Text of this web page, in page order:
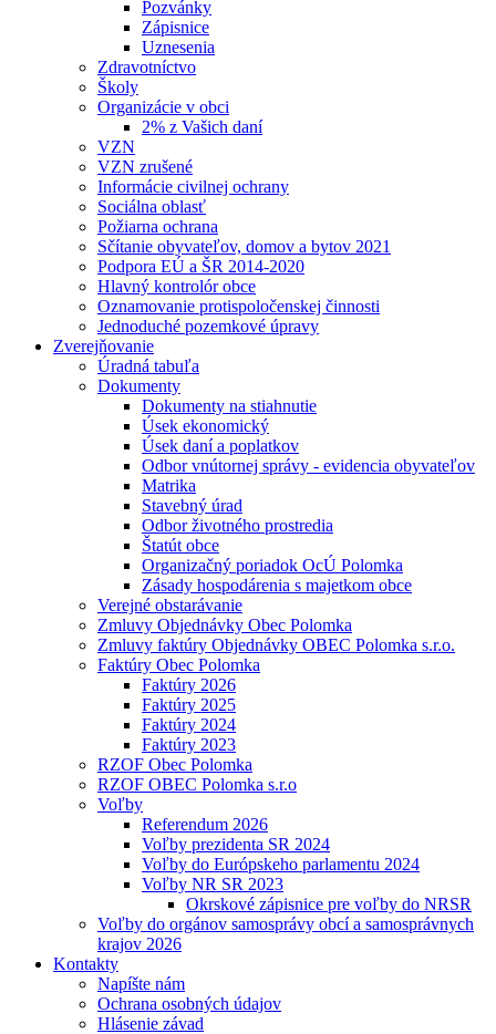
Pozvánky
Zápisnice
Uznesenia
Zdravotníctvo
Školy
Organizácie v obci
2% z Vašich daní
VZN
VZN zrušené
Informácie civilnej ochrany
Sociálna oblasť
Požiarna ochrana
Sčítanie obyvateľov, domov a bytov 2021
Podpora EÚ a ŠR 2014-2020
Hlavný kontrolór obce
Oznamovanie protispoločenskej činnosti
Jednoduché pozemkové úpravy
Zverejňovanie
Úradná tabuľa
Dokumenty
Dokumenty na stiahnutie
Úsek ekonomický
Úsek daní a poplatkov
Odbor vnútornej správy - evidencia obyvateľov
Matrika
Stavebný úrad
Odbor životného prostredia
Štatút obce
Organizačný poriadok OcÚ Polomka
Zásady hospodárenia s majetkom obce
Verejné obstarávanie
Zmluvy Objednávky Obec Polomka
Zmluvy faktúry Objednávky OBEC Polomka s.r.o.
Faktúry Obec Polomka
Faktúry 2026
Faktúry 2025
Faktúry 2024
Faktúry 2023
RZOF Obec Polomka
RZOF OBEC Polomka s.r.o
Voľby
Referendum 2026
Voľby prezidenta SR 2024
Voľby do Európskeho parlamentu 2024
Voľby NR SR 2023
Okrskové zápisnice pre voľby do NRSR
Voľby do orgánov samosprávy obcí a samosprávnych
krajov 2026
Kontakty
Napíšte nám
Ochrana osobných údajov
Hlásenie závad